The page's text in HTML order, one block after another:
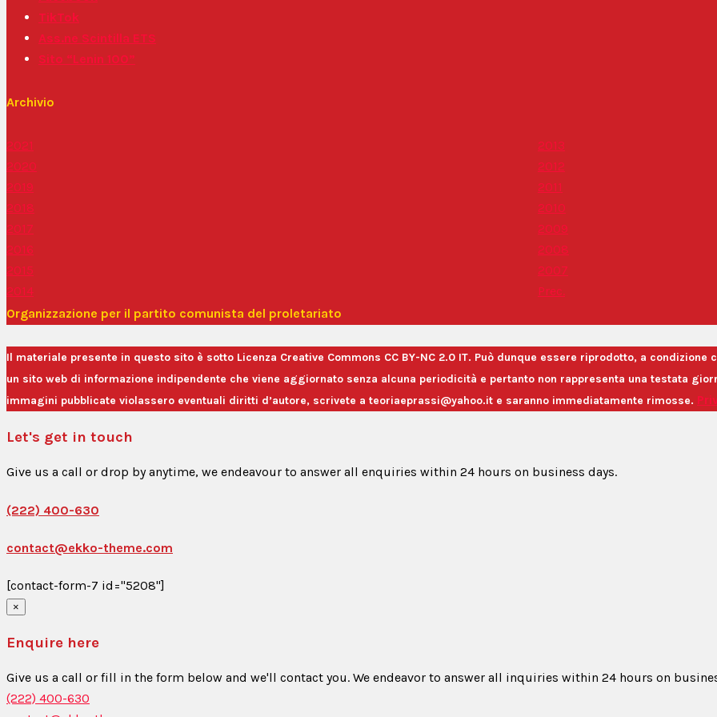
TikTok
Ass.ne Scintilla ETS
Sito “Lenin 100”
Archivio
2021
2020
2019
2018
2017
2016
2015
2014
2013
2012
2011
2010
2009
2008
2007
Prec.
Organizzazione per il partito comunista del proletariato
Il materiale presente in questo sito è sotto Licenza Creative Commons CC BY-NC 2.0 IT. Può dunque essere riprodotto, a
un sito web di informazione indipendente che viene aggiornato senza alcuna periodicità e pertanto non rappresenta una testata
immagini pubblicate violassero eventuali diritti d’autore, scrivete a teoriaeprassi@yahoo.it e saranno immediatamente rimosse.
Let's get in touch
Give us a call or drop by anytime, we endeavour to answer all enquiries within 24 hours on business days.
(222) 400-630
contact@ekko-theme.com
[contact-form-7 id="5208"]
×
Enquire here
Give us a call or fill in the form below and we'll contact you. We endeavor to answer all inquiries within 24 hours on
(222) 400-630